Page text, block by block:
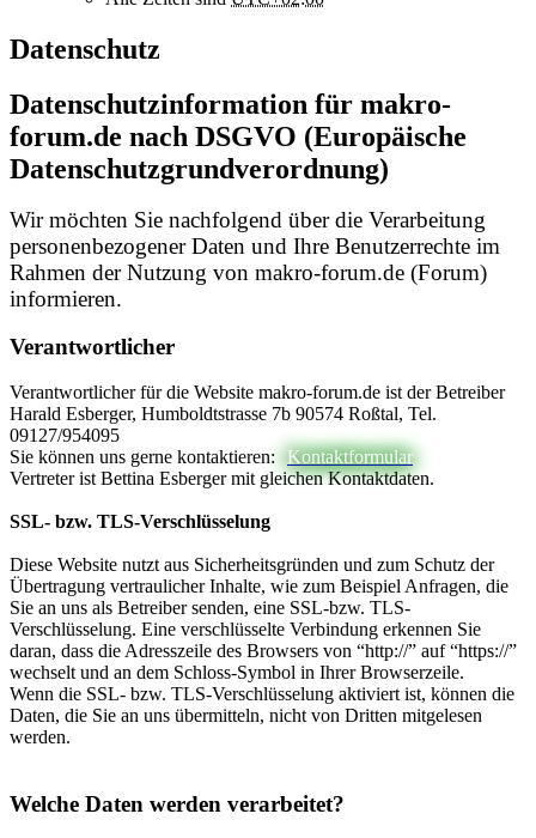
Datenschutz
Datenschutzinformation für makro-
forum.de nach DSGVO (Europäische
Datenschutzgrundverordnung)
Wir möchten Sie nachfolgend über die Verarbeitung
personenbezogener Daten und Ihre Benutzerrechte im
Rahmen der Nutzung von makro-forum.de (Forum)
informieren.
Verantwortlicher
Verantwortlicher für die Website makro-forum.de ist der Betreiber
Harald Esberger, Humboldtstrasse 7b 90574 Roßtal, Tel.
09127/954095
Sie können uns gerne kontaktieren:
Kontaktformular
Vertreter ist Bettina Esberger mit gleichen Kontaktdaten.
SSL- bzw. TLS-Verschlüsselung
Diese Website nutzt aus Sicherheitsgründen und zum Schutz der
Übertragung vertraulicher Inhalte, wie zum Beispiel Anfragen, die
Sie an uns als Betreiber senden, eine SSL-bzw. TLS-
Verschlüsselung. Eine verschlüsselte Verbindung erkennen Sie
daran, dass die Adresszeile des Browsers von “http://” auf “https://”
wechselt und an dem Schloss-Symbol in Ihrer Browserzeile.
Wenn die SSL- bzw. TLS-Verschlüsselung aktiviert ist, können die
Daten, die Sie an uns übermitteln, nicht von Dritten mitgelesen
werden.
Welche Daten werden verarbeitet?